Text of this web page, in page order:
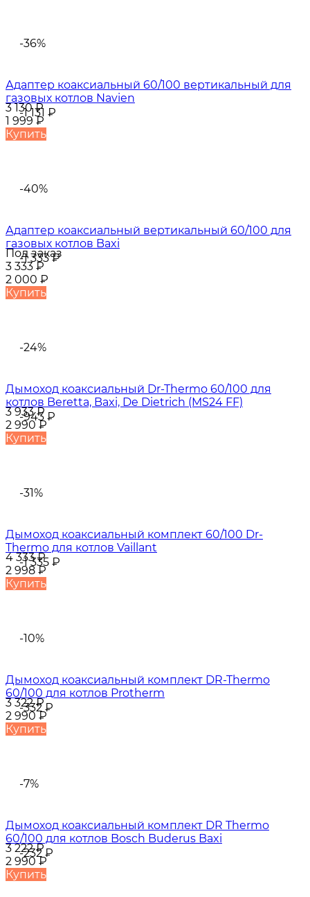
-36%
-1 131 ₽
Адаптер коаксиальный 60/100 вертикальный для
газовых котлов Navien
3 130₽
1 999₽
Купить
-40%
-1 333₽
Адаптер коаксиальный вертикальный 60/100 для
газовых котлов Baxi
Под заказ
3 333₽
2 000 ₽
Купить
-24%
-943 ₽
Дымоход коаксиальный Dr-Thermo 60/100 для
котлов Beretta, Baxi, De Dietrich (MS24 FF)
3 933₽
2 990₽
Купить
-31%
-1 335 ₽
Дымоход коаксиальный комплект 60/100 Dr-
Thermo для котлов Vaillant
4 333₽
2 998₽
Купить
-10%
-332₽
Дымоход коаксиальный комплект DR-Thermo
60/100 для котлов Protherm
3 322₽
2 990₽
Купить
-7%
-232₽
Дымоход коаксиальный комплект DR Thermo
60/100 для котлов Bosch Buderus Baxi
3 222₽
2 990₽
Купить